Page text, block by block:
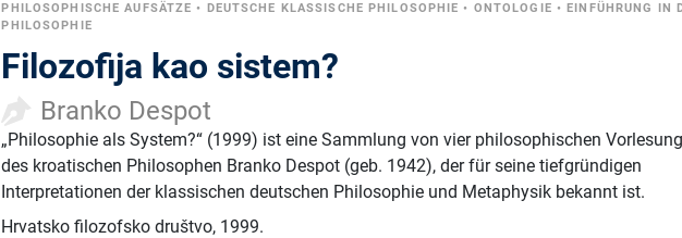
PHILOSOPHISCHE AUFSÄTZE • DEUTSCHE KLASSISCHE PHILOSOPHIE • ONTOLOGIE •EINFÜHRUNG IN
PHILOSOPHIE
Filozofija kao sistem?
Branko Despot
„Philosophie als System?“ (1999) ist eine Sammlung von vier philosophischen
des kroatischen Philosophen Branko Despot (geb. 1942), der für seine tiefgründigen
Interpretationen der klassischen deutschen Philosophie und Metaphysik bekannt ist.
Hrvatsko filozofsko društvo, 1999.